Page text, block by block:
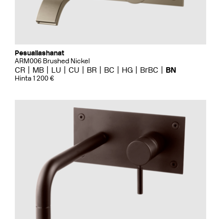
Pesuallashanat
ARM006 Brushed Nickel
CR MB LU CU BR BC HG BrBC BN
Hinta 1 200 €